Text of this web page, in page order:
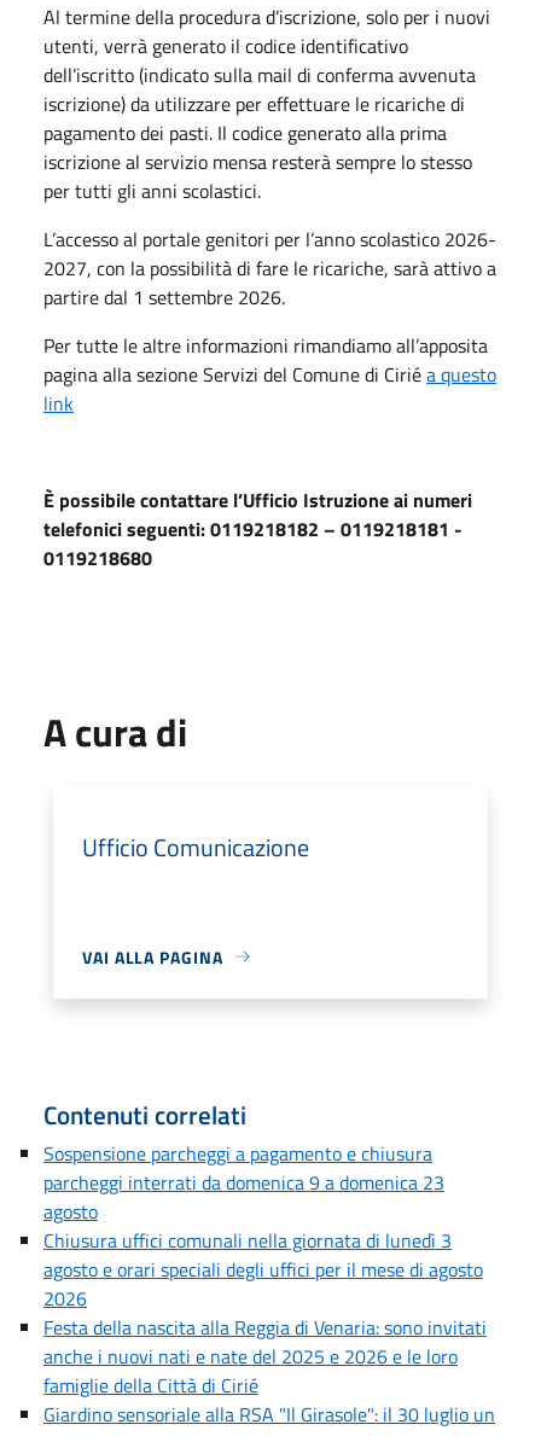
Al termine della procedura d’iscrizione, solo per i nuovi
utenti, verrà generato il codice identificativo
dell’iscritto (indicato sulla mail di conferma avvenuta
iscrizione) da utilizzare per effettuare le ricariche di
pagamento dei pasti. Il codice generato alla prima
iscrizione al servizio mensa resterà sempre lo stesso
per tutti gli anni scolastici.
L’accesso al portale genitori per l’anno scolastico 2026-
2027, con la possibilità di fare le ricariche, sarà attivo a
partire dal 1 settembre 2026.
Per tutte le altre informazioni rimandiamo all’apposita
pagina alla sezione Servizi del Comune di Ciriéa questo
link
È possibile contattare l’Ufficio Istruzione ai numeri
telefonici seguenti: 0119218182 – 0119218181 -
0119218680
A cura di
Ufficio Comunicazione
VAI ALLA PAGINA
Contenuti correlati
Sospensione parcheggi a pagamento e chiusura
parcheggi interrati da domenica 9 a domenica 23
agosto
Chiusura uffici comunali nella giornata di lunedì 3
agosto e orari speciali degli uffici per il mese di agosto
2026
Festa della nascita alla Reggia di Venaria: sono invitati
anche i nuovi nati e nate del 2025 e 2026 e le loro
famiglie della Città di Cirié
Giardino sensoriale alla RSA "Il Girasole": il 30 luglio un